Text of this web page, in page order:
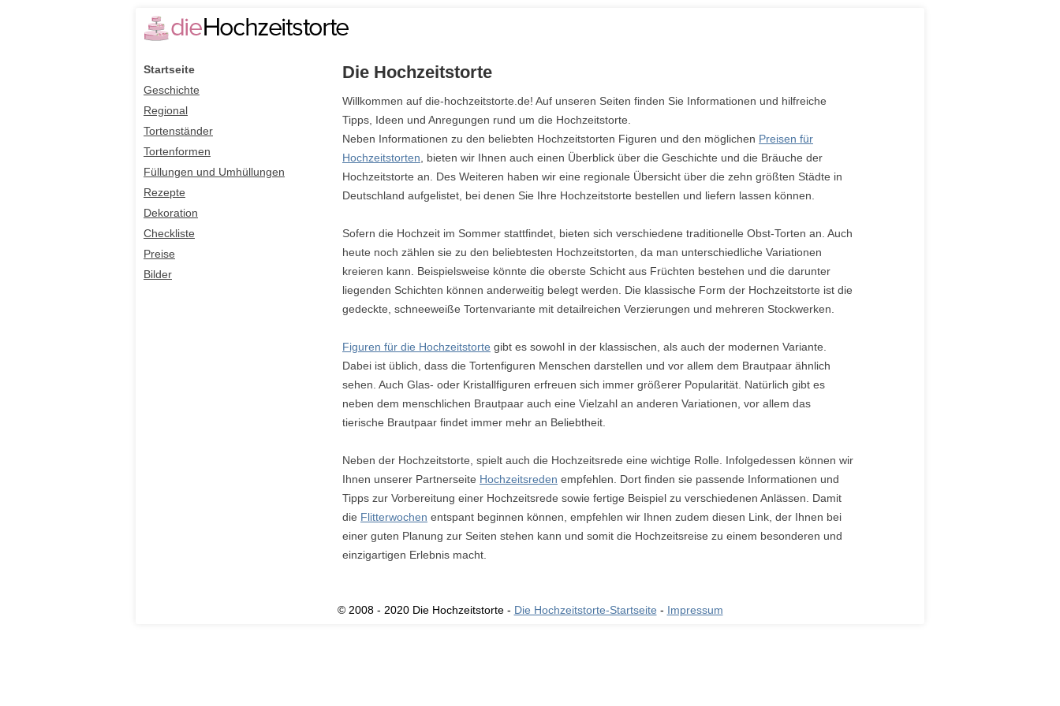
Die Hochzeitstorte
Willkommen auf die-hochzeitstorte.de! Auf unseren Seiten finden Sie Informationen und hilfreiche
Tipps, Ideen und Anregungen rund um die Hochzeitstorte.
Neben Informationen zu den beliebten Hochzeitstorten Figuren und den möglichen Preisen für
Hochzeitstorten , bieten wir Ihnen auch einen Überblick über die Geschichte und die Bräuche der
Hochzeitstorte an. Des Weiteren haben wir eine regionale Übersicht über die zehn größten Städte in
Deutschland aufgelistet, bei denen Sie Ihre Hochzeitstorte bestellen und liefern lassen können.
Sofern die Hochzeit im Sommer stattfindet, bieten sich verschiedene traditionelle Obst-Torten an. Auch
heute noch zählen sie zu den beliebtesten Hochzeitstorten, da man unterschiedliche Variationen
kreieren kann. Beispielsweise könnte die oberste Schicht aus Früchten bestehen und die darunter
liegenden Schichten können anderweitig belegt werden. Die klassische Form der Hochzeitstorte ist die
gedeckte, schneeweiße Tortenvariante mit detailreichen Verzierungen und mehreren Stockwerken.
Figuren für die Hochzeitstorte gibt es sowohl in der klassischen, als auch der modernen Variante.
Dabei ist üblich, dass die Tortenfiguren Menschen darstellen und vor allem dem Brautpaar ähnlich
sehen. Auch Glas- oder Kristallfiguren erfreuen sich immer größerer Popularität. Natürlich gibt es
neben dem menschlichen Brautpaar auch eine Vielzahl an anderen Variationen, vor allem das
tierische Brautpaar findet immer mehr an Beliebtheit.
Neben der Hochzeitstorte, spielt auch die Hochzeitsrede eine wichtige Rolle. Infolgedessen können wir
Ihnen unserer Partnerseite Hochzeitsreden empfehlen. Dort finden sie passende Informationen und
Tipps zur Vorbereitung einer Hochzeitsrede sowie fertige Beispiel zu verschiedenen Anlässen. Damit
die Flitterwochen entspant beginnen können, empfehlen wir Ihnen zudem diesen Link, der Ihnen bei
einer guten Planung zur Seiten stehen kann und somit die Hochzeitsreise zu einem besonderen und
einzigartigen Erlebnis macht.
Startseite
Geschichte
Regional
Tortenständer
Tortenformen
Füllungen und Umhüllungen
Rezepte
Dekoration
Checkliste
Preise
Bilder
© 2008 - 2020 Die Hochzeitstorte - Die Hochzeitstorte-Startseite - Impressum